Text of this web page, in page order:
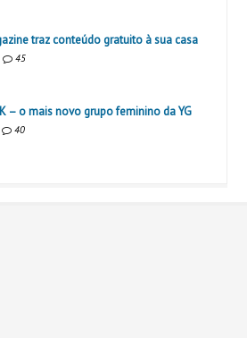
traz conteúdo gratuito à sua casa
45
– o mais novo grupo feminino da YG
40